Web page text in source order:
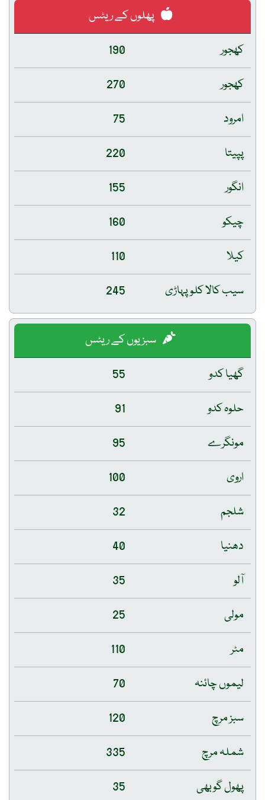
پھلوں کے ریٹس
کھجور
190
کھجور
270
امرود
75
پپیتا
220
انگور
155
چیکو
160
کیلا
110
سیب کالا کلو پہاڑی
245
سبزیوں کے ریٹس
گھیا کدو
55
حلوہ کدو
91
مونگرے
95
اروی
100
شلجم
32
دھنیا
40
آلو
35
مولی
25
مٹر
110
لیموں چائنہ
70
سبز مرچ
120
شملہ مرچ
335
پھول گوبھی
35